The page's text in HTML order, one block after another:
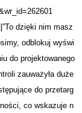
dzięki nim masz
odblokuj wyświ
do projektowanego
zauważyła duże
do przetarg
co wskazuje n